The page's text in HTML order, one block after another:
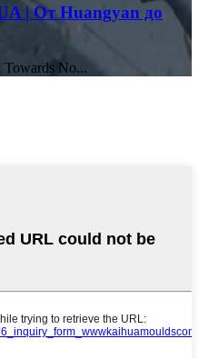
| От Huangyan до
Towards No...